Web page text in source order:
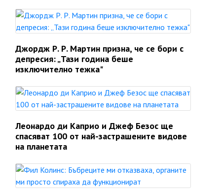
Джордж Р. Р. Мартин призна, че се бори с
депресия: „Тази година беше
изключително тежка"
Леонардо ди Каприо и Джеф Безос ще
спасяват 100 от най-застрашените видове
на планетата